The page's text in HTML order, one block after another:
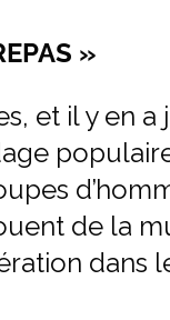
»
il y en a
de la
dans